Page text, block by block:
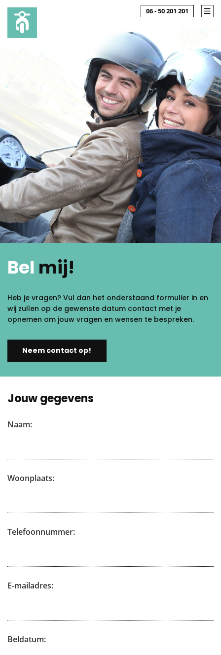
06 - 50 201 201
Bel mij!
Heb je vragen? Vul dan het onderstaand formulier in en
wij zullen op de gewenste datum contact met je
opnemen om jouw vragen en wensen te bespreken.
Neem contact op!
Jouw gegevens
Naam:
Woonplaats:
Telefoonnummer:
E-mailadres:
Beldatum: